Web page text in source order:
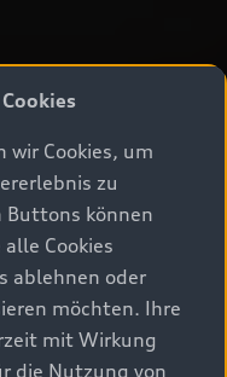
wir Cookies, um
zu
können
Cookies
ablehnen oder
möchten. Ihre
mit Wirkung
die Nutzung von